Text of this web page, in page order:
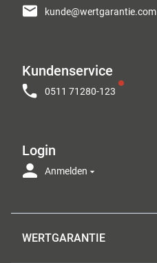
kunde@wertgarantie.com
Kundenservice
0511 71280-123
Login
Anmelden
WERTGARANTIE